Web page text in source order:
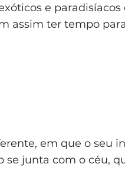
e paradisíacos
assim ter tempo
em que o seu
junta com o céu,